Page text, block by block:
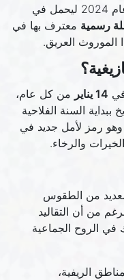
شمال إفريقيا منذ آلاف السنين. ويأتي عام 2024 ليحمل في
رسمية معترف بها في
الموروث العريق.
14 يناير
من كل عام،
السنة الفلاحية
وهو رمز لأمل جديد في
والرخاء.
من الطقوس
من أن التقاليد
في الروح الجماعية
الريفية،